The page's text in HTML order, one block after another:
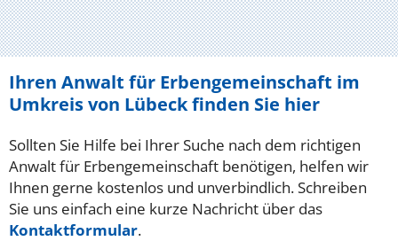
Ihren Anwalt für Erbengemeinschaft im
Umkreis von Lübeck finden Sie hier
Sollten Sie Hilfe bei Ihrer Suche nach dem richtigen
Anwalt für Erbengemeinschaft benötigen, helfen wir
Ihnen gerne kostenlos und unverbindlich. Schreiben
Sie uns einfach eine kurze Nachricht über das
Kontaktformular.